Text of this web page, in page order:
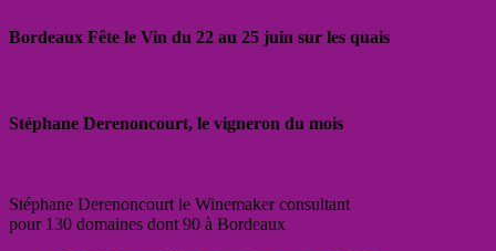
Bordeaux Fête le Vin du 22 au 25 juin sur les quais
Stéphane Derenoncourt, le vigneron du mois
Stéphane Derenoncourt le Winemaker consultant
pour 130 domaines dont 90 à Bordeaux